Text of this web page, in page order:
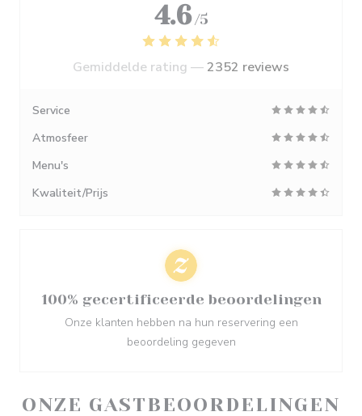
ONZE GASTBEOORDELINGEN
4.6 /5
Gemiddelde rating —2352 reviews
Service
Atmosfeer
Menu's
Kwaliteit/Prijs
100% gecertificeerde beoordelingen
Onze klanten hebben na hun reservering een
beoordeling gegeven